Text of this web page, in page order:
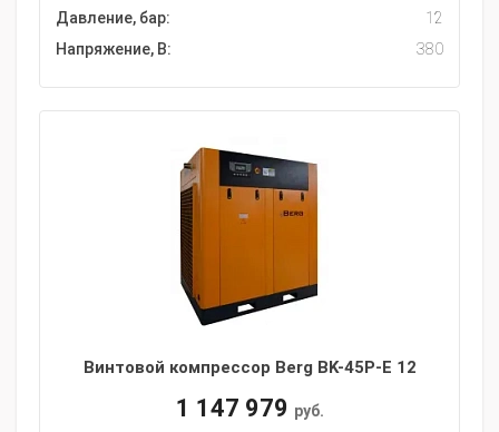
Давление, бар:
12
Напряжение, В:
380
Винтовой компрессор Berg BK-45P-E 12
1 147 979 руб.